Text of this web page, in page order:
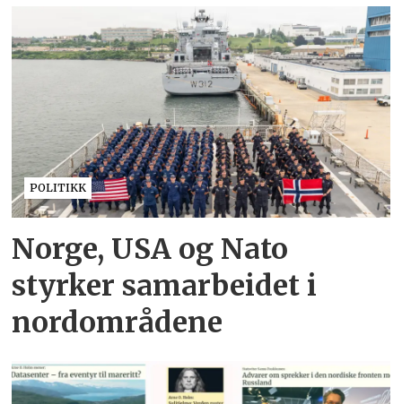
POLITIKK
Norge, USA og Nato
styrker samarbeidet i
nordområdene